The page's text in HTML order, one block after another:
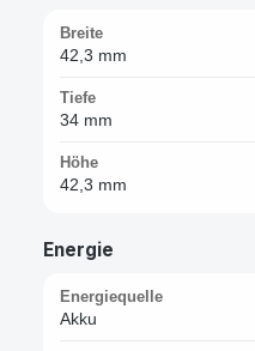
Breite
42,3 mm
Tiefe
34 mm
Höhe
42,3 mm
Energie
Energiequelle
Akku